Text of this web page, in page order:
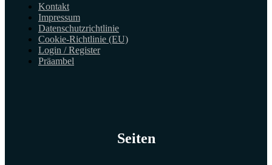
Kontakt
Impressum
Datenschutzrichtlinie
Cookie-Richtlinie (EU)
Login / Register
Präambel
Seiten